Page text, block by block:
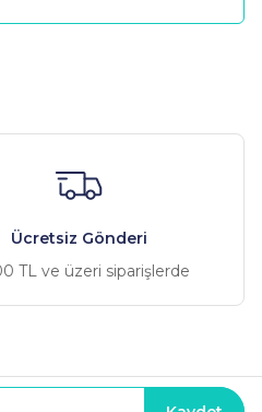
Ücretsiz Gönderi
TL ve üzeri siparişlerde